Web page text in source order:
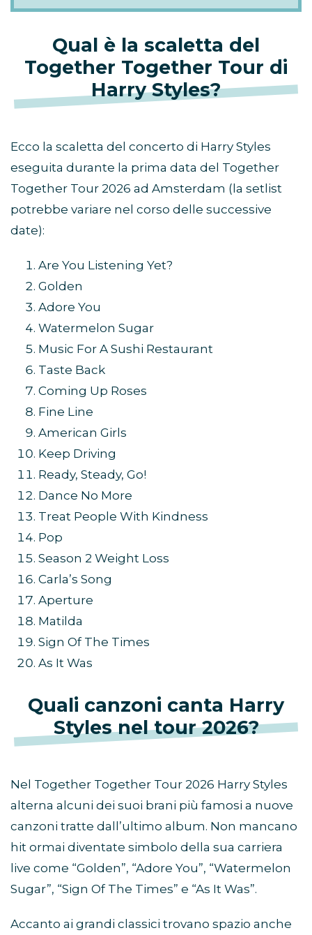
Qual è la scaletta del
Together Together Tour di
Harry Styles?
Ecco la scaletta del concerto di Harry Styles
eseguita durante la prima data del Together
Together Tour 2026 ad Amsterdam (la setlist
potrebbe variare nel corso delle successive
date):
Are You Listening Yet?
Golden
Adore You
Watermelon Sugar
Music For A Sushi Restaurant
Taste Back
Coming Up Roses
Fine Line
American Girls
Keep Driving
Ready, Steady, Go!
Dance No More
Treat People With Kindness
Pop
Season 2 Weight Loss
Carla’s Song
Aperture
Matilda
Sign Of The Times
As It Was
Quali canzoni canta Harry
Styles nel tour 2026?
Nel Together Together Tour 2026 Harry Styles
alterna alcuni dei suoi brani più famosi a nuove
canzoni tratte dall’ultimo album. Non mancano
hit ormai diventate simbolo della sua carriera
live come “Golden”, “Adore You”, “Watermelon
Sugar”, “Sign Of The Times” e “As It Was”.
Accanto ai grandi classici trovano spazio anche